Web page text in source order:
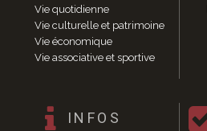
Délibérations 2009
Délibérations 2008
Agenda réunions publiques
Marchés publics
Vie quotidienne
Vie quotidienne
Vie culturelle et patrimoine
Vie économique
Vie associative et sportive
INFOS